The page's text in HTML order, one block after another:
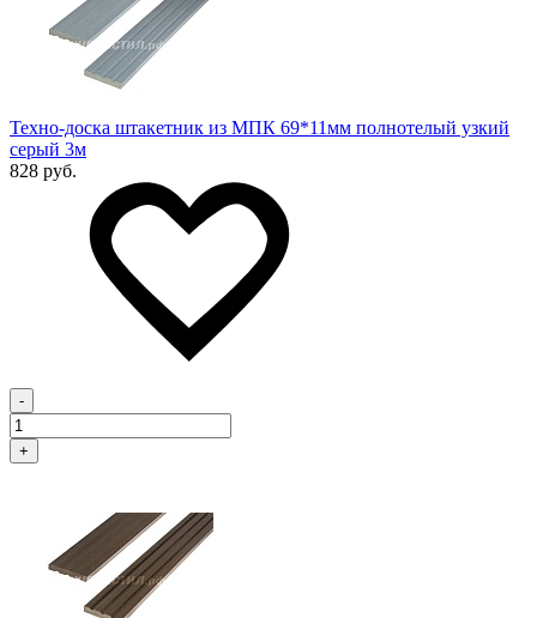
Техно-доска штакетник из МПК 69*11мм полнотелый узкий
серый 3м
828 руб.
-
+